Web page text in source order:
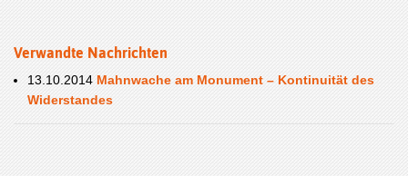
Verwandte Nachrichten
13.10.2014 Mahnwache am Monument – Kontinuität des
Widerstandes